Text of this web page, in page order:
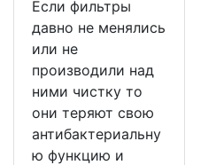
Если фильтры
давно не менялись
или не
производили над
ними чистку то
они теряют свою
антибактериальну
ю функцию и